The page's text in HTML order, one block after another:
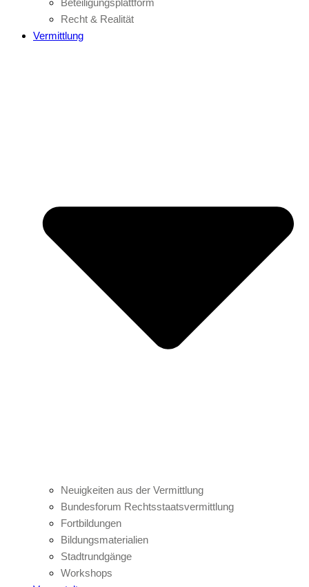
Beteiligungsplattform
Recht & Realität
Vermittlung
Neuigkeiten aus der Vermittlung
Bundesforum Rechtsstaatsvermittlung
Fortbildungen
Bildungsmaterialien
Stadtrundgänge
Workshops